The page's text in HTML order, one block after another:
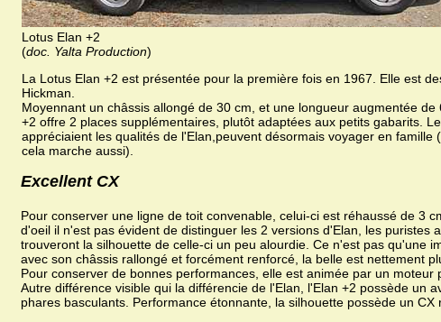
Lotus Elan +2
(doc. Yalta Production)
La Lotus Elan +2 est présentée pour la première fois en 1967. Elle est
Hickman.
Moyennant un châssis allongé de 30 cm, et une longueur augmentée de
+2 offre 2 places supplémentaires, plutôt adaptées aux petits gabarits.
appréciaient les qualités de l'Elan,peuvent désormais voyager en famille
cela marche aussi).
Excellent CX
Pour conserver une ligne de toit convenable, celui-ci est réhaussé de 3
d'oeil il n'est pas évident de distinguer les 2 versions d'Elan, les puristes
trouveront la silhouette de celle-ci un peu alourdie. Ce n'est pas qu'une
avec son châssis rallongé et forcément renforcé, la belle est nettement
Pour conserver de bonnes performances, elle est animée par un moteur
Autre différence visible qui la différencie de l'Elan, l'Elan +2 possède un
phares basculants. Performance étonnante, la silhouette possède un CX